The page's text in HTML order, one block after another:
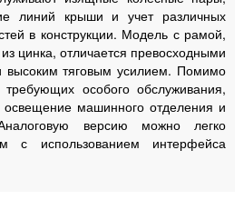
линий крыши и учет различных
в конструкции. Модель с рамой,
цинка, отличается превосходными
высоким тяговым усилием. Помимо
особого обслуживания,
освещение машинного отделения и
версию можно легко
с использованием интерфейса